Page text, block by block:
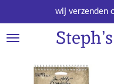
direct
naar
hoofdinhoud
wij verzenden